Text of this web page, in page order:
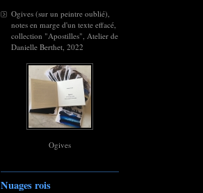
Ogives (sur un peintre oublié),
notes en marge d'un texte effacé,
collection "Apostilles", Atelier de
Danielle Berthet, 2022
Ogives
Nuages rois